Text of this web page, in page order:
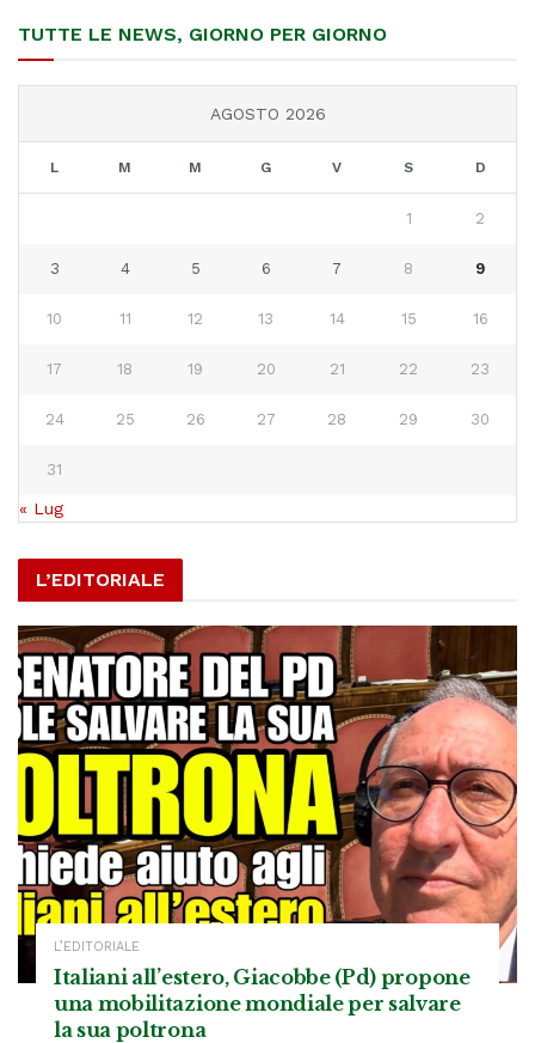
TUTTE LE NEWS, GIORNO PER GIORNO
AGOSTO 2026
L M M G V S D
1 2
3 4 5 6 7 8 9
10 11 12 13 14 15 16
17 18 19 20 21 22 23
24 25 26 27 28 29 30
31
« Lug
L’EDITORIALE
L’EDITORIALE
Italiani all’estero, Giacobbe (Pd) propone
una mobilitazione mondiale per salvare
la sua poltrona